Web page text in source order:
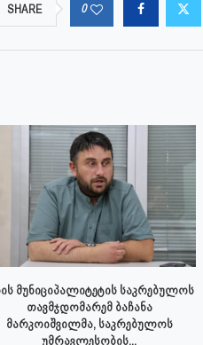
SHARE 0
მუნიციპალიტეტის საკრებულოს
თავმჯდომარემ ბაჩანა
მარკოიშვილმა, საკრებულოს
უმრავლესობის...